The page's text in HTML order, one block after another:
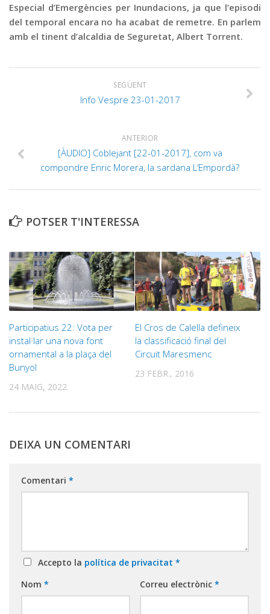
Especial d’Emergències per Inundacions, ja que l’episodi
del temporal encara no ha acabat de remetre. En parlem
amb el tinent d’alcaldia de Seguretat, Albert Torrent.
SEGÜENT
Info Vespre 23-01-2017
ANTERIOR
[ÀUDIO] Coblejant [22-01-2017], com va
compondre Enric Morera, la sardana L’Empordà?
POTSER T'INTERESSA
Participatius 22: Vota per
instal·lar una nova font
ornamental a la plaça del
Bunyol
24 MAIG, 2022
El Cros de Calella defineix
la classificació final del
Circuit Maresmenc
23 FEBR., 2016
DEIXA UN COMENTARI
Comentari *
Accepto la política de privacitat *
Nom * Correu electrònic *